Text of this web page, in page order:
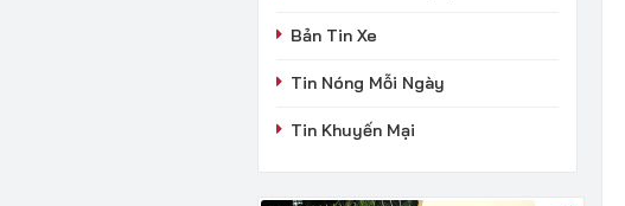
Bản Tin Xe
Tin Nóng Mỗi Ngày
Tin Khuyến Mại